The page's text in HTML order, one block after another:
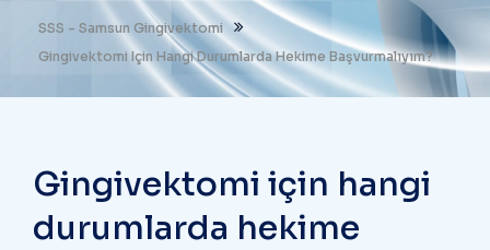
SSS - Samsun Gingivektomi
Gingivektomi Için Hangi Durumlarda Hekime Başvurmalıyım?
Gingivektomi için hangi
durumlarda hekime